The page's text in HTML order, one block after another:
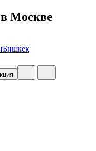
Москве
Бишкек